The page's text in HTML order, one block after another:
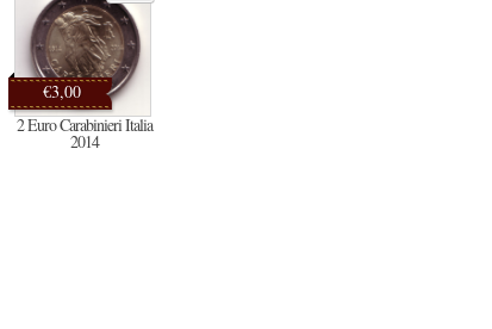
€3,00
2 Euro Carabinieri Italia
2014